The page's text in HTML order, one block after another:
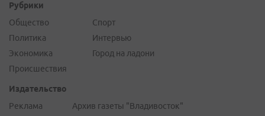
Рубрики
Общество
Политика
Экономика
Происшествия
Спорт
Интервью
Город на ладони
Издательство
Реклама
Архив газеты "Владивосток"